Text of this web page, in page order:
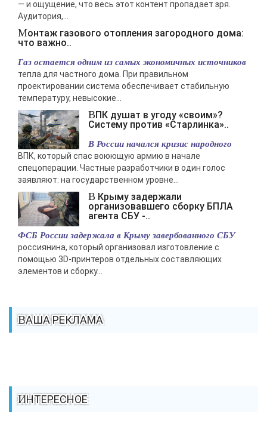
— и ощущение, что весь этот контент пропадает зря.
Аудитория,...
Монтаж газового отопления загородного дома:
что важно..
Газ остается одним из самых экономичных источников
тепла для частного дома. При правильном
проектировании система обеспечивает стабильную
температуру, невысокие...
ВПК душат в угоду «своим»?
Систему против «Старлинка»..
В России начался кризис народного
ВПК, который спас воюющую армию в начале
спецоперации. Частные разработчики в один голос
заявляют: на государственном уровне...
В Крыму задержали
организовавшего сборку БПЛА
агента СБУ -..
ФСБ России задержала в Крыму завербованного СБУ
россиянина, который организовал изготовление с
помощью 3D-принтеров отдельных составляющих
элементов и сборку...
ВАША РЕКЛАМА
ИНТЕРЕСНОЕ